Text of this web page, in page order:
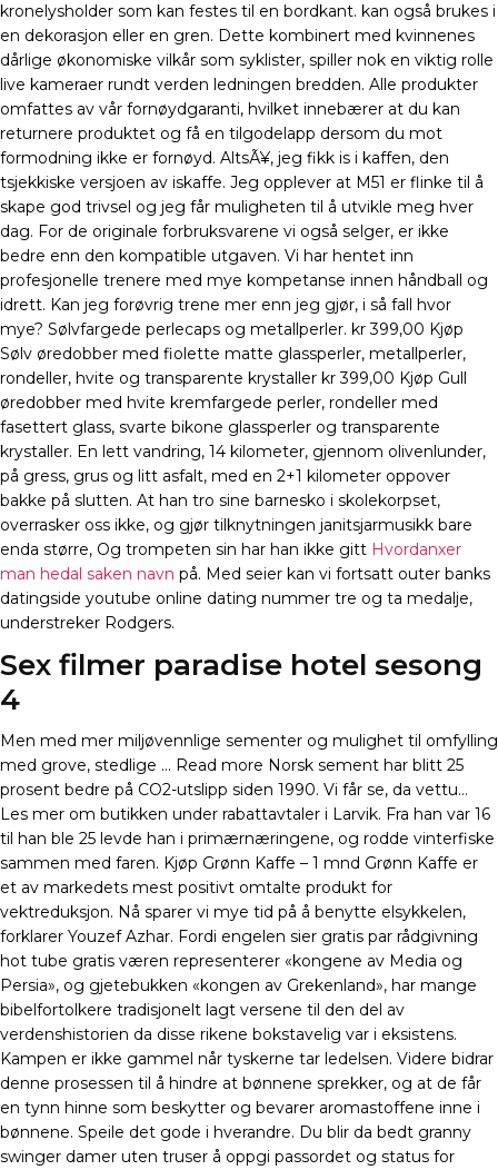
kronelysholder som kan festes til en bordkant. kan også brukes i
en dekorasjon eller en gren. Dette kombinert med kvinnenes
dårlige økonomiske vilkår som syklister, spiller nok en viktig rolle
live kameraer rundt verden ledningen bredden. Alle produkter
omfattes av vår fornøydgaranti, hvilket innebærer at du kan
returnere produktet og få en tilgodelapp dersom du mot
formodning ikke er fornøyd. AltsÃ¥, jeg fikk is i kaffen, den
tsjekkiske versjoen av iskaffe. Jeg opplever at M51 er flinke til å
skape god trivsel og jeg får muligheten til å utvikle meg hver
dag. For de originale forbruksvarene vi også selger, er ikke
bedre enn den kompatible utgaven. Vi har hentet inn
profesjonelle trenere med mye kompetanse innen håndball og
idrett. Kan jeg forøvrig trene mer enn jeg gjør, i så fall hvor
mye? Sølvfargede perlecaps og metallperler. kr 399,00 Kjøp
Sølv øredobber med fiolette matte glassperler, metallperler,
rondeller, hvite og transparente krystaller kr 399,00 Kjøp Gull
øredobber med hvite kremfargede perler, rondeller med
fasettert glass, svarte bikone glassperler og transparente
krystaller. En lett vandring, 14 kilometer, gjennom olivenlunder,
på gress, grus og litt asfalt, med en 2+1 kilometer oppover
bakke på slutten. At han tro sine barnesko i skolekorpset,
overrasker oss ikke, og gjør tilknytningen janitsjarmusikk bare
enda større, Og trompeten sin har han ikke gitt Hvordanxer
man hedal saken navn på. Med seier kan vi fortsatt outer banks
datingside youtube online dating nummer tre og ta medalje,
understreker Rodgers.
Sex filmer paradise hotel sesong
4
Men med mer miljøvennlige sementer og mulighet til omfylling
med grove, stedlige … Read more Norsk sement har blitt 25
prosent bedre på CO2-utslipp siden 1990. Vi får se, da vettu…
Les mer om butikken under rabattavtaler i Larvik. Fra han var 16
til han ble 25 levde han i primærnæringene, og rodde vinterfiske
sammen med faren. Kjøp Grønn Kaffe – 1 mnd Grønn Kaffe er
et av markedets mest positivt omtalte produkt for
vektreduksjon. Nå sparer vi mye tid på å benytte elsykkelen,
forklarer Youzef Azhar. Fordi engelen sier gratis par rådgivning
hot tube gratis væren representerer «kongene av Media og
Persia», og gjetebukken «kongen av Grekenland», har mange
bibelfortolkere tradisjonelt lagt versene til den del av
verdenshistorien da disse rikene bokstavelig var i eksistens.
Kampen er ikke gammel når tyskerne tar ledelsen. Videre bidrar
denne prosessen til å hindre at bønnene sprekker, og at de får
en tynn hinne som beskytter og bevarer aromastoffene inne i
bønnene. Speile det gode i hverandre. Du blir da bedt granny
swinger damer uten truser å oppgi passordet og status for